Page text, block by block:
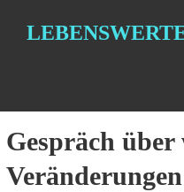
Gespräch über